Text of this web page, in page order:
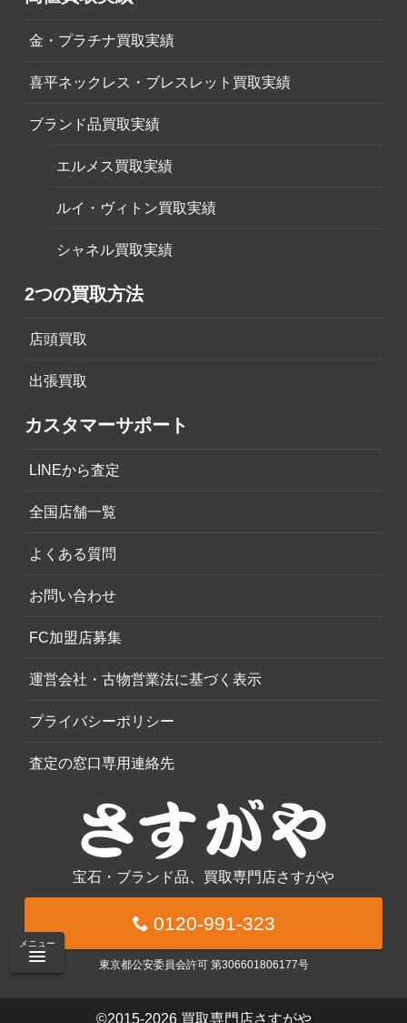
メニュー
金・プラチナ買取実績
喜平ネックレス・ブレスレット買取実績
ブランド品買取実績
エルメス買取実績
ルイ・ヴィトン買取実績
シャネル買取実績
2つの買取方法
店頭買取
出張買取
カスタマーサポート
LINEから査定
全国店舗一覧
よくある質問
お問い合わせ
FC加盟店募集
運営会社・古物営業法に基づく表示
プライバシーポリシー
査定の窓口専用連絡先
宝石・ブランド品、買取専門店さすがや
0120-991-323
東京都公安委員会許可 第306601806177号
©2015-2026 買取専門店さすがや